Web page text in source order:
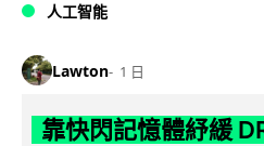
人工智能
Lawton 1 日
靠快閃記憶體紓緩